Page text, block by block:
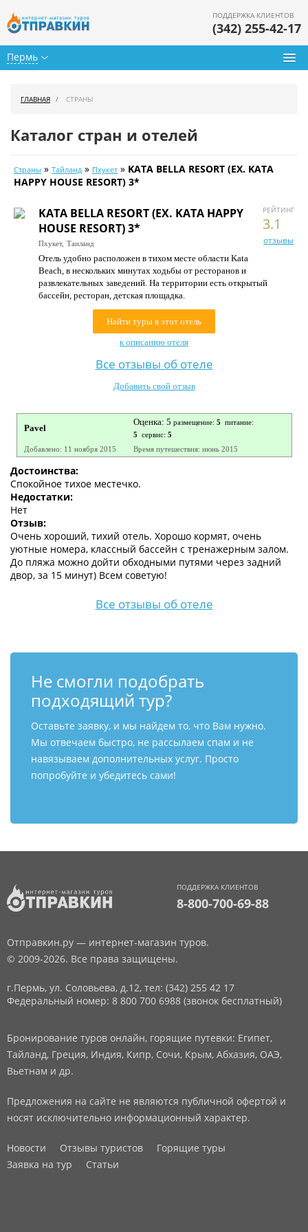
Пермь
ПОДДЕРЖКА КЛИЕНТОВ
(342) 255-42-17
Календарь туров
Цены дня
Страны
Как купить
О нас
ГЛАВНАЯ СТРАНЫ
Каталог стран и отелей
Страны » Тайланд » Пхукет » KATA BELLA RESORT (EX. KATA
HAPPY HOUSE RESORT) 3*
РЕЙТИНГ
3.1
отзывы
KATA BELLA RESORT (EX. KATA HAPPY
HOUSE RESORT) 3*
Пхукет, Таиланд
Отель удобно расположен в тихом месте области Kata
Beach, в нескольких минутах ходьбы от ресторанов и
развлекательных заведений. На территории есть открытый
бассейн, ресторан, детская площадка.
Найти туры в этот отель
к описанию отеля
Все отзывы об отеле
Добавить свой отзыв
Pavel
Оценка: 5 размещение: 5 питание:
5 сервис: 5
Добавлено: 11 ноября 2015
Время путешествия: июнь 2015
Достоинства:
Спокойное тихое местечко.
Недостатки:
Нет
Отзыв:
Очень хороший, тихий отель. Хорошо кормят, очень
уютные номера, классный бассейн с тренажерным залом.
До пляжа можно дойти обходными путями через задний
двор, за 15 минут) Всем советую!
Все отзывы об отеле
Не смогли подобрать
подходящий тур?
Оставьте заявку, и мы найдем то, что Вам нужно.
Мы отвечаем быстро, не рассылаем спам и не
навязываем дополнительных услуг. Просто
попробуйте и убедитесь сами!
ПОДДЕРЖКА КЛИЕНТОВ
8-800-700-69-88
Отправкин.ру — интернет-магазин туров.
© 2009-2026. Все права защищены.
г.Пермь, ул. Соловьева, д.12, тел: (342) 255 42 17
Федеральный номер: 8 800 700 6988 (звонок бесплатный)
Бронирование туров онлайн, горящие путевки: Египет,
Тайланд, Греция, Индия, Кипр, Сочи, Крым, Абхазия, ОАЭ,
Вьетнам и др.
Предложения на сайте не являются публичной офертой и
носят исключительно информационный характер.
Новости Отзывы туристов
Горящие туры
Заявка на тур
Статьи